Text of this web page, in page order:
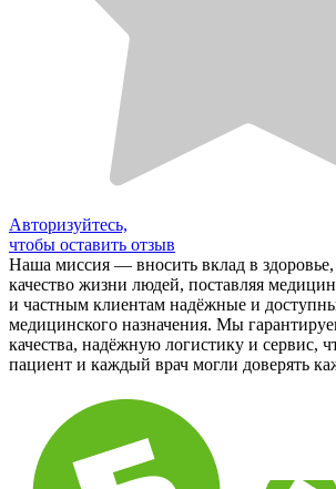
Авторизуйтесь,
чтобы оставить отзыв
Наша миссия — вносить вклад в здоровье,
качество жизни людей, поставляя
и частным клиентам надёжные и
медицинского назначения. Мы
качества, надёжную логистику и сервис,
пациент и каждый врач могли доверять